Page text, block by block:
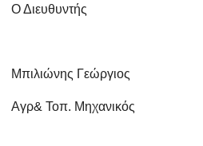
Ο Διευθυντής
Μπιλιώνης Γεώργιος
Αγρ& Τοπ. Μηχανικός